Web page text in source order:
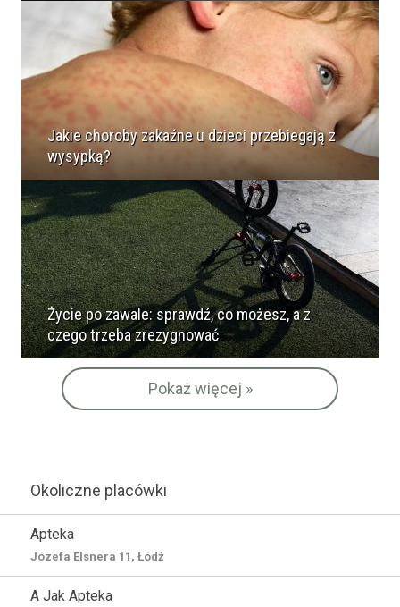
Jakie choroby zakaźne u dzieci przebiegają z
wysypką?
Życie po zawale: sprawdź, co możesz, a z
czego trzeba zrezygnować
Pokaż więcej »
Okoliczne placówki
Apteka
Józefa Elsnera 11, Łódź
A Jak Apteka